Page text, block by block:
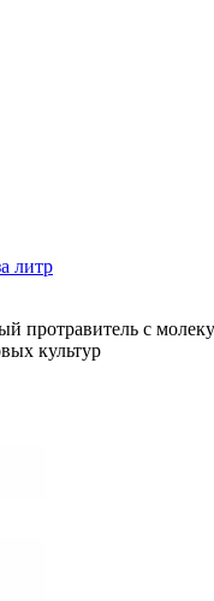
литр
протравитель с
культур